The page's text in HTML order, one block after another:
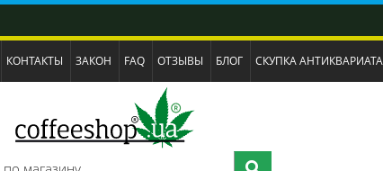
КОНТАКТЫ ЗАКОН FAQ ОТЗЫВЫ БЛОГ СКУПКА АНТИКВАРИАТА